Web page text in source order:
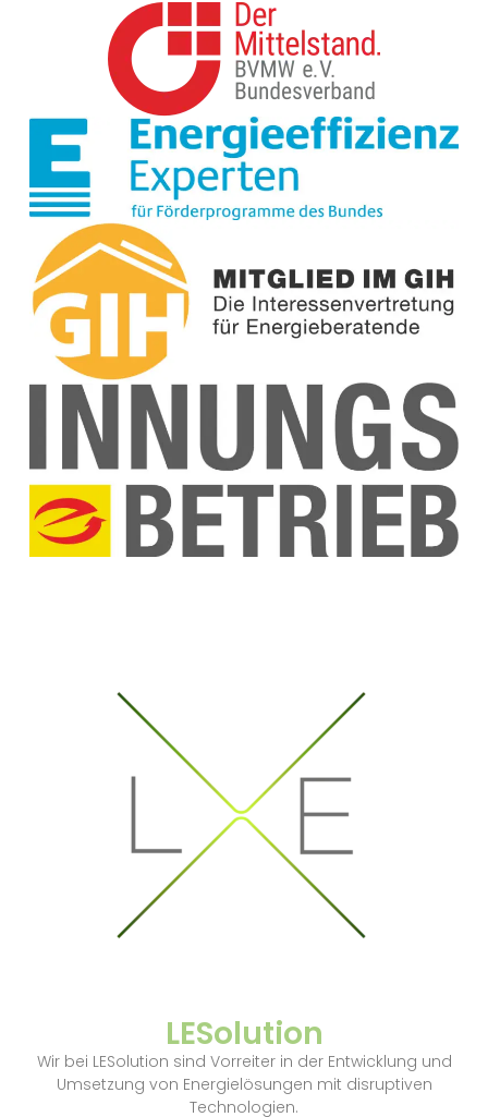
LESolution
Wir bei LESolution sind Vorreiter in der Entwicklung und
Umsetzung von Energielösungen mit disruptiven
Technologien.